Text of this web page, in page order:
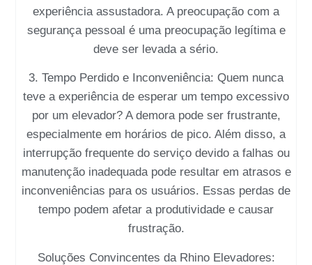
experiência assustadora. A preocupação com a
segurança pessoal é uma preocupação legítima e
deve ser levada a sério.
3. Tempo Perdido e Inconveniência: Quem nunca
teve a experiência de esperar um tempo excessivo
por um elevador? A demora pode ser frustrante,
especialmente em horários de pico. Além disso, a
interrupção frequente do serviço devido a falhas ou
manutenção inadequada pode resultar em atrasos e
inconveniências para os usuários. Essas perdas de
tempo podem afetar a produtividade e causar
frustração.
Soluções Convincentes da Rhino Elevadores: